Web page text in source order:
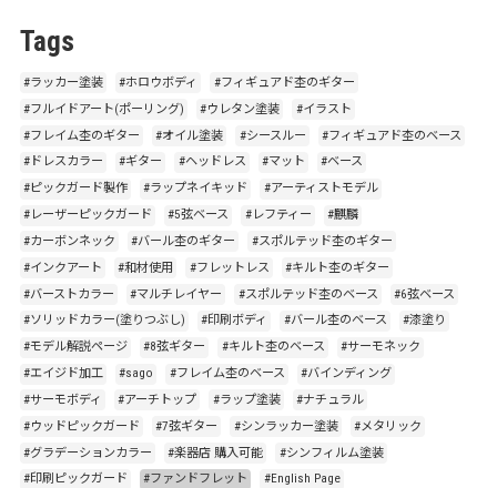
Tags
#ラッカー塗装 #ホロウボディ
#フィギュアド杢のギター
#フルイドアート(ポーリング)
#ウレタン塗装
#イラスト
#フレイム杢のギター
#オイル塗装 #シースルー
#フィギュアド杢のベース
#ドレスカラー
#ギター #ヘッドレス #マット
#ベース
#ピックガード製作
#ラップネイキッド
#アーティストモデル
#レーザーピックガード
#5弦ベース #レフティー
#麒麟
#カーボンネック
#バール杢のギター
#スポルテッド杢のギター
#インクアート
#和材使用 #フレットレス
#キルト杢のギター
#バーストカラー
#マルチレイヤー #スポルテッド杢のベース
#6弦ベース
#ソリッドカラー(塗りつぶし)
#印刷ボディ #バール杢のベース
#漆塗り
#モデル解説ページ
#8弦ギター #キルト杢のベース
#サーモネック
#エイジド加工
#sago #フレイム杢のベース
#バインディング
#サーモボディ
#アーチトップ #ラップ塗装
#ナチュラル
#ウッドピックガード
#7弦ギター #シンラッカー塗装
#メタリック
#グラデーションカラー
#楽器店 購入可能
#シンフィルム塗装
#印刷ピックガード
#ファンドフレット #English Page